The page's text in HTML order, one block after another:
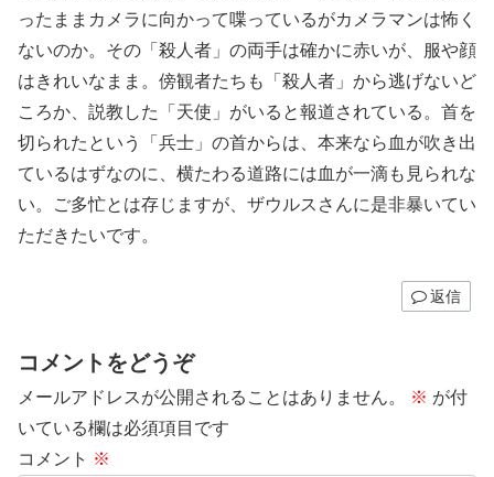
ったままカメラに向かって喋っているがカメラマンは怖く
ないのか。その「殺人者」の両手は確かに赤いが、服や顔
はきれいなまま。傍観者たちも「殺人者」から逃げないど
ころか、説教した「天使」がいると報道されている。首を
切られたという「兵士」の首からは、本来なら血が吹き出
ているはずなのに、横たわる道路には血が一滴も見られな
い。ご多忙とは存じますが、ザウルスさんに是非暴いてい
ただきたいです。
返信
コメントをどうぞ
メールアドレスが公開されることはありません。 ※ が付
いている欄は必須項目です
コメント ※